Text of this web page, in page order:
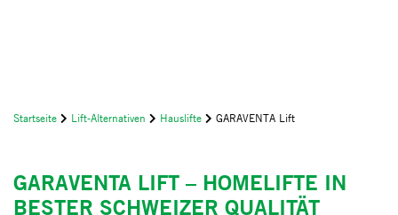
Startseite Lift-Alternativen Hauslifte GARAVENTA Lift
GARAVENTA LIFT – HOMELIFTE IN
BESTER SCHWEIZER QUALITÄT